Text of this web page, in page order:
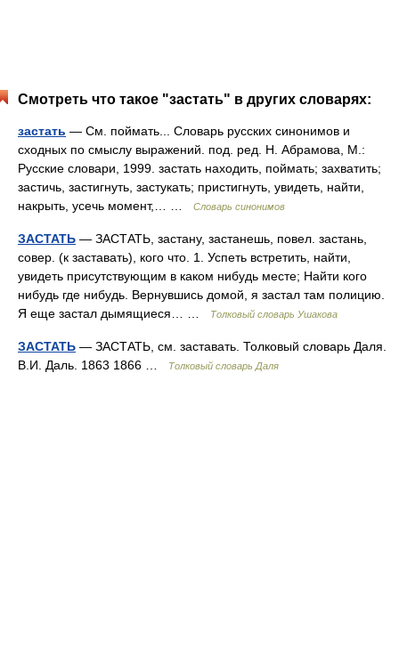
Смотреть что такое "застать" в других словарях:
застать — См. поймать... Словарь русских синонимов и
сходных по смыслу выражений. под. ред. Н. Абрамова, М.:
Русские словари, 1999. застать находить, поймать; захватить;
застичь, застигнуть, застукать; пристигнуть, увидеть, найти,
накрыть, усечь момент,… …
Словарь синонимов
ЗАСТАТЬ — ЗАСТАТЬ, застану, застанешь, повел. застань,
совер. (к заставать), кого что. 1. Успеть встретить, найти,
увидеть присутствующим в каком нибудь месте; Найти кого
нибудь где нибудь. Вернувшись домой, я застал там полицию.
Я еще застал дымящиеся… …
Толковый словарь Ушакова
ЗАСТАТЬ — ЗАСТАТЬ, см. заставать. Толковый словарь Даля.
В.И. Даль. 1863 1866 …
Толковый словарь Даля